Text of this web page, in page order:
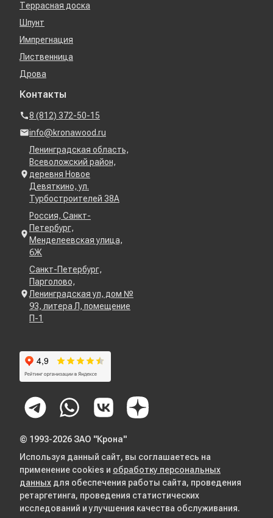
Террасная доска
Шпунт
Импрегнация
Лиственница
Дрова
Контакты
8 (812) 372-50-15
info@kronawood.ru
Ленинградская область,
Всеволожский район,
деревня Новое
Девяткино, ул.
Турбостроителей 38А
Россия, Санкт-
Петербург,
Менделеевская улица,
6Ж
Санкт-Петербург,
Парголово,
Ленинградская ул, дом №
93, литера Л, помещение
П-1
© 1993-2026 ЗАО "Крона"
Используя данный сайт, вы соглашаетесь на
применение cookies и обработку персональных
данных для обеспечения работы сайта, проведения
ретаргетинга, проведения статистических
исследований и улучшения качества обслуживания.